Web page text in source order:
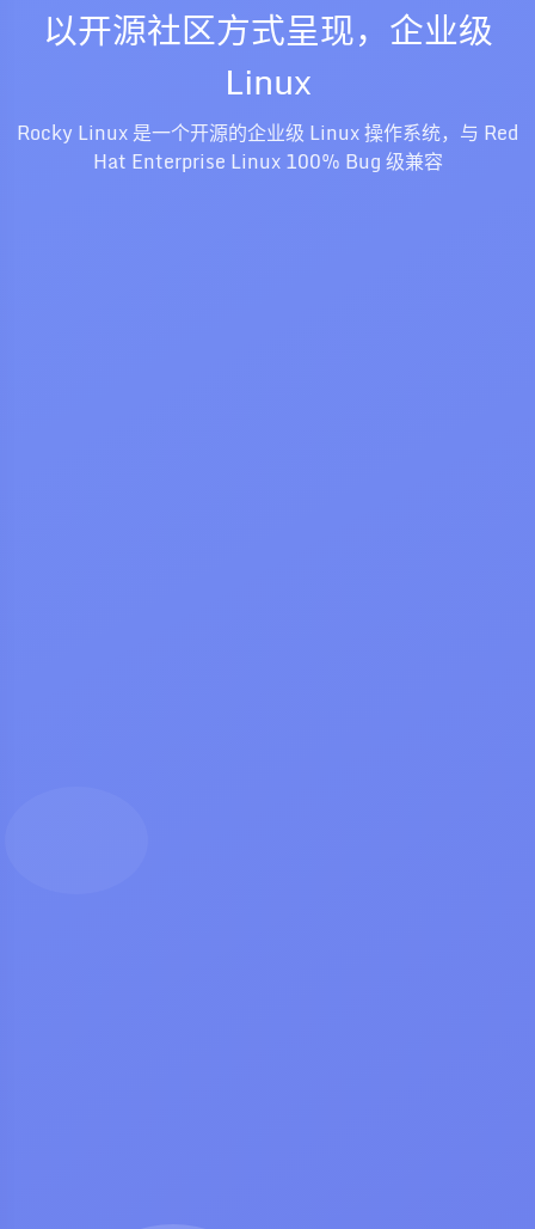
以开源社区方式呈现，企业级
Linux
Rocky Linux 是一个开源的企业级 Linux 操作系统，与 Red
Hat Enterprise Linux 100% Bug 级兼容